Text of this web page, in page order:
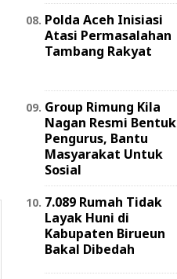
Polda Aceh Inisiasi
Atasi Permasalahan
Tambang Rakyat
Group Rimung Kila
Nagan Resmi Bentuk
Pengurus, Bantu
Masyarakat Untuk
Sosial
7.089 Rumah Tidak
Layak Huni di
Kabupaten Birueun
Bakal Dibedah